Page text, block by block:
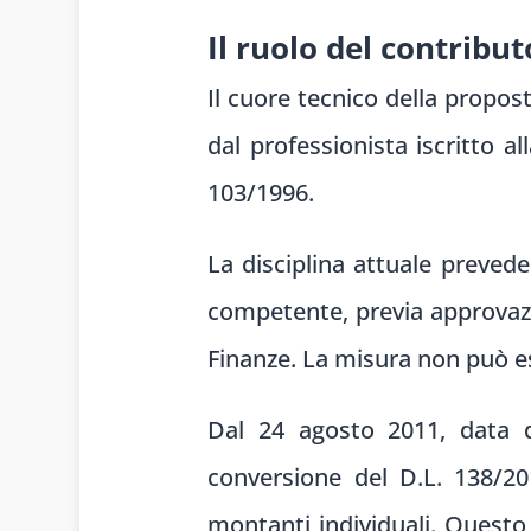
Il ruolo del
Il cuore tecnico della
dal professionista iscritto
103/1996.
La disciplina attuale
competente, previa
Finanze. La misura non può
Dal 24 agosto 2011,
conversione del D.L. 138/
montanti individuali.